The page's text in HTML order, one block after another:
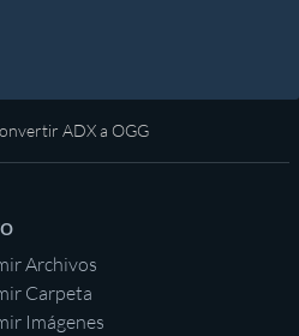
ADX a OGG
Archivos
Carpeta
Imágenes